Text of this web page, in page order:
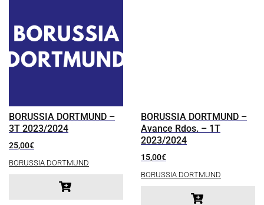
BORUSSIA DORTMUND –
3T 2023/2024
25,00€
BORUSSIA DORTMUND
BORUSSIA DORTMUND –
Avance Rdos. – 1T
2023/2024
15,00€
BORUSSIA DORTMUND